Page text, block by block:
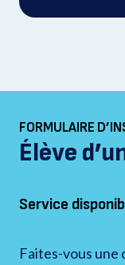
FORMULAIRE
Élève
Service
Faites-vous une